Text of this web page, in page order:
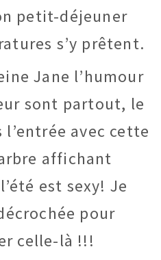
petit-déjeuner
s’y prêtent.
Jane l’humour
sont partout, le
avec cette
affichant
est sexy! Je
pour
celle-là !!!